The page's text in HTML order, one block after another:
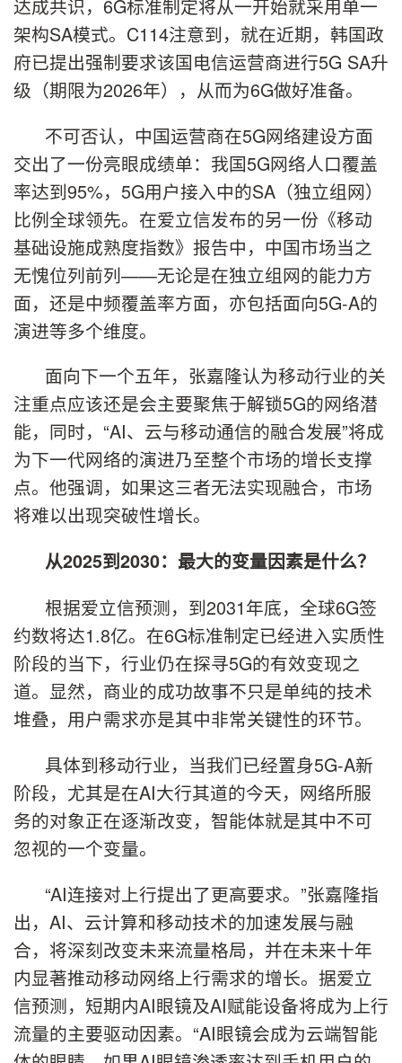
达成共识，6G标准制定将从一开始就采用单一
架构SA模式。C114注意到，就在近期，韩国政
府已提出强制要求该国电信运营商进行5G SA升
级（期限为2026年），从而为6G做好准备。
不可否认，中国运营商在5G网络建设方面
交出了一份亮眼成绩单：我国5G网络人口覆盖
率达到95%，5G用户接入中的SA（独立组网）
比例全球领先。在爱立信发布的另一份《移动
基础设施成熟度指数》报告中，中国市场当之
无愧位列前列——无论是在独立组网的能力方
面，还是中频覆盖率方面，亦包括面向5G-A的
演进等多个维度。
面向下一个五年，张嘉隆认为移动行业的关
注重点应该还是会主要聚焦于解锁5G的网络潜
能，同时，“AI、云与移动通信的融合发展”将成
为下一代网络的演进乃至整个市场的增长支撑
点。他强调，如果这三者无法实现融合，市场
将难以出现突破性增长。
从2025到2030：最大的变量因素是什么？
根据爱立信预测，到2031年底，全球6G签
约数将达1.8亿。在6G标准制定已经进入实质性
阶段的当下，行业仍在探寻5G的有效变现之
道。显然，商业的成功故事不只是单纯的技术
堆叠，用户需求亦是其中非常关键性的环节。
具体到移动行业，当我们已经置身5G-A新
阶段，尤其是在AI大行其道的今天，网络所服
务的对象正在逐渐改变，智能体就是其中不可
忽视的一个变量。
“AI连接对上行提出了更高要求。”张嘉隆指
出，AI、云计算和移动技术的加速发展与融
合，将深刻改变未来流量格局，并在未来十年
内显著推动移动网络上行需求的增长。据爱立
信预测，短期内AI眼镜及AI赋能设备将成为上行
流量的主要驱动因素。“AI眼镜会成为云端智能